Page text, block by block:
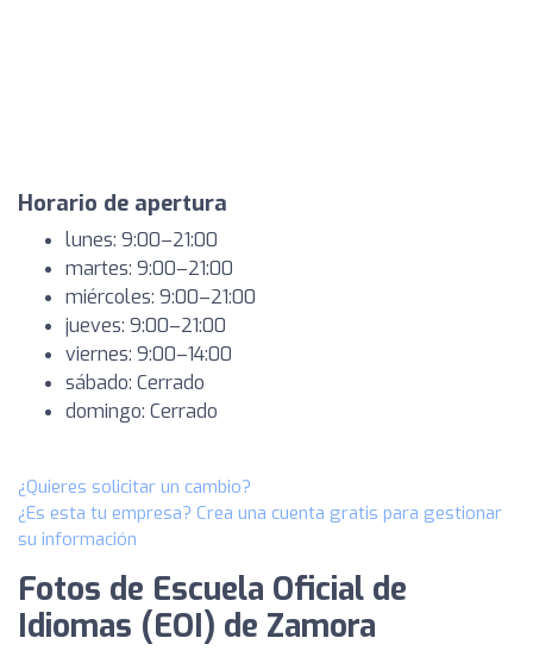
Horario de apertura
lunes: 9:00–21:00
martes: 9:00–21:00
miércoles: 9:00–21:00
jueves: 9:00–21:00
viernes: 9:00–14:00
sábado: Cerrado
domingo: Cerrado
¿Quieres solicitar un cambio?
¿Es esta tu empresa? Crea una cuenta gratis para gestionar
su información
Fotos de Escuela Oficial de
Idiomas (EOI) de Zamora